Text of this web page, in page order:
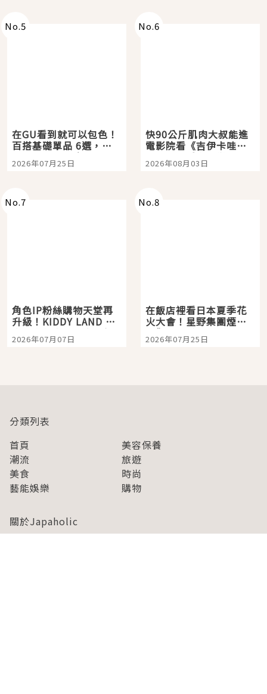
No.5
在GU看到就可以包色！
百搭基礎單品 6選，閉
眼全收也不心疼
2026年07月25日
No.6
快90公斤肌肉大叔能進
電影院看《吉伊卡哇》
嗎？日本重金屬樂團
「打首」會長與nagano
2026年08月03日
No.7
角色IP粉絲購物天堂再
升級！KIDDY LAND 原
宿店吉伊卡哇迎客，新
開幕 OMOKADO 店3分
2026年07月07日
No.8
在飯店裡看日本夏季花
火大會！星野集團煙火
景觀飯店6選，讓你不用
人擠人悠閒欣賞
2026年07月25日
分類列表
首頁
美容保養
潮流
旅遊
美食
時尚
藝能娛樂
購物
關於Japaholic